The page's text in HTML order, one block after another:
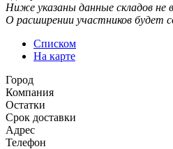
Ниже указаны данные складов не
О расширении участников будет
Списком
На карте
Город
Компания
Остатки
Срок доставки
Адрес
Телефон